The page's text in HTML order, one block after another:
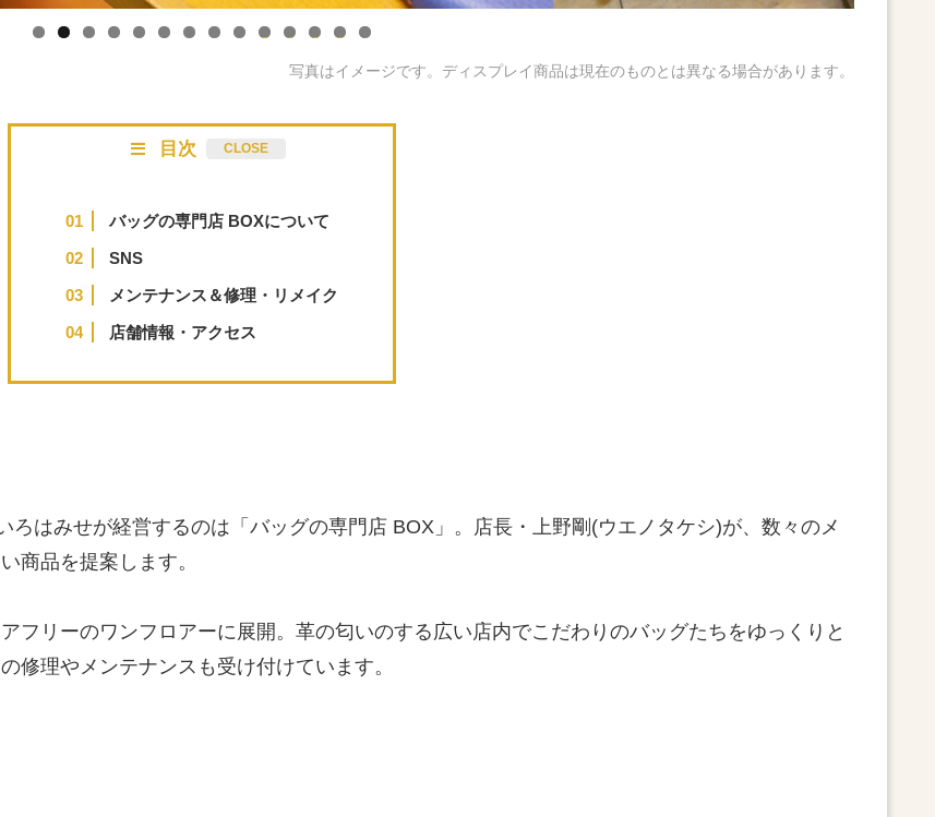
0 1 2 3 4
写真はイメージです。ディスプレイ商品は現在のものとは異なる場合があります。
目次
バッグの専門店 BOXについて
SNS
メンテナンス＆修理・リメイク
店舗情報・アクセス
はみせが経営するのは「バッグの専門店 BOX」。店長・上野剛(ウエノタケシ)が、数々のメ
商品を提案します。
フリーのワンフロアーに展開。革の匂いのする広い店内でこだわりのバッグたちをゆっくりと
修理やメンテナンスも受け付けています。